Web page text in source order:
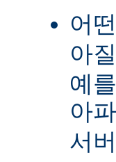
어
아
예
아
서